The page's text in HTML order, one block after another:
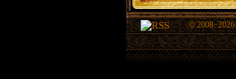
© 2008−2026